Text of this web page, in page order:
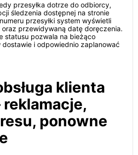
przesyłka dotrze do odbiorcy,
śledzenia dostępnej na stronie
przesyłki system wyświetli
przewidywaną datę doręczenia.
statusu pozwala na bieżąco
i odpowiednio zaplanować
klienta
reklamacje,
ponowne